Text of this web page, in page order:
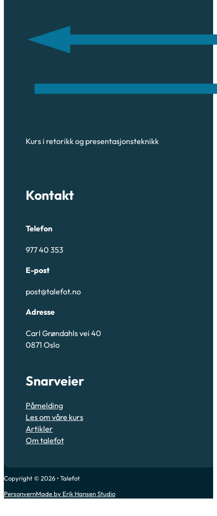
Kurs i retorikk og presentasjonsteknikk
Kontakt
Telefon
977 40 353
E-post
post@talefot.no
Adresse
Carl Grøndahls vei 40
0871 Oslo
Snarveier
Påmelding
Les om våre kurs
Artikler
Om talefot
Copyright © 2026 • Talefot
PersonvernMade by Erik Hansen Studio